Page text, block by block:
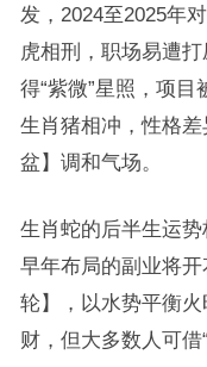
发，2024至2025年
虎相刑，职场易遭
得“紫微”星照，项
生肖猪相冲，性格
盆】调和气场。
生肖蛇的后半生运势
早年布局的副业将
轮】，以水势平衡
财，但大多数人可借